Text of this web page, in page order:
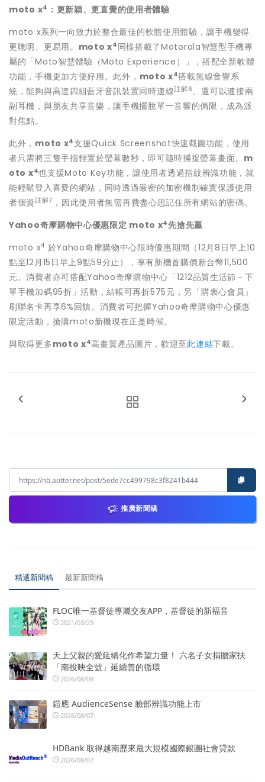
moto x4 ：更新穎、更直覺的使用者體驗
moto x系列一向致力於整合最佳的軟體使用體驗，讓手機變得
更聰明、更易用。 moto x4 同樣搭載了Motorola智慧型手機專
屬的「Moto智慧體驗（Moto Experience）」，搭配全新軟體
功能，手機更加方便好用。此外， moto x4搭載無線音響系
統，能夠與高達四組藍牙音訊裝置同時連線註解6 、還可以連接兩
副耳機，與朋友共享音樂，讓手機擺脫單一音響的侷限，成為派
對焦點。
此外， moto x4支援Quick Screenshot快速截圖功能，使用
者只需將三隻手指輕置於螢幕數秒，即可隨時捕捉螢幕畫面。 m
oto x4也支援Moto Key功能，讓使用者透過指紋辨識功能，就
能輕鬆登入喜愛的網站，同時透過嚴密的加密機制確實保護使用
者個資註解7 ，因此使用者無需再費盡心思記住所有網站的密碼。
Yahoo奇摩購物中心優惠限定 moto x4先搶先贏
moto x4 於Yahoo奇摩購物中心限時優惠期間（12月8日早上10
點至12月15日早上9點59分止），享有新機首購價新台幣11,500
元。消費者亦可搭配Yahoo奇摩購物中心「1212品質生活節－下
單手機加碼95折」活動，結帳可再折575元，另「購衷心會員」
刷聯名卡再享6%回饋。消費者可把握Yahoo奇摩購物中心優惠
限定活動，搶購moto新機現在正是時候。
與取得更多moto x4高畫質產品圖片，歡迎至此連結下載。
推廣新聞稿
精選新聞稿 最新新聞稿
FLOC唯一基督徒專屬交友APP，基督徒的新福音
2021/03/29
天上父親的愛延續化作希望力量！ 六名子女捐贈家扶
「南投映全號」延續善的循環
2026/08/08
鎧應 AudienceSense 臉部辨識功能上市
2026/08/07
HDBank 取得越南歷來最大規模國際銀團社會貸款
2026/08/07